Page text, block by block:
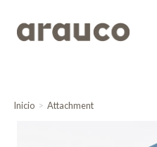
Inicio Attachment